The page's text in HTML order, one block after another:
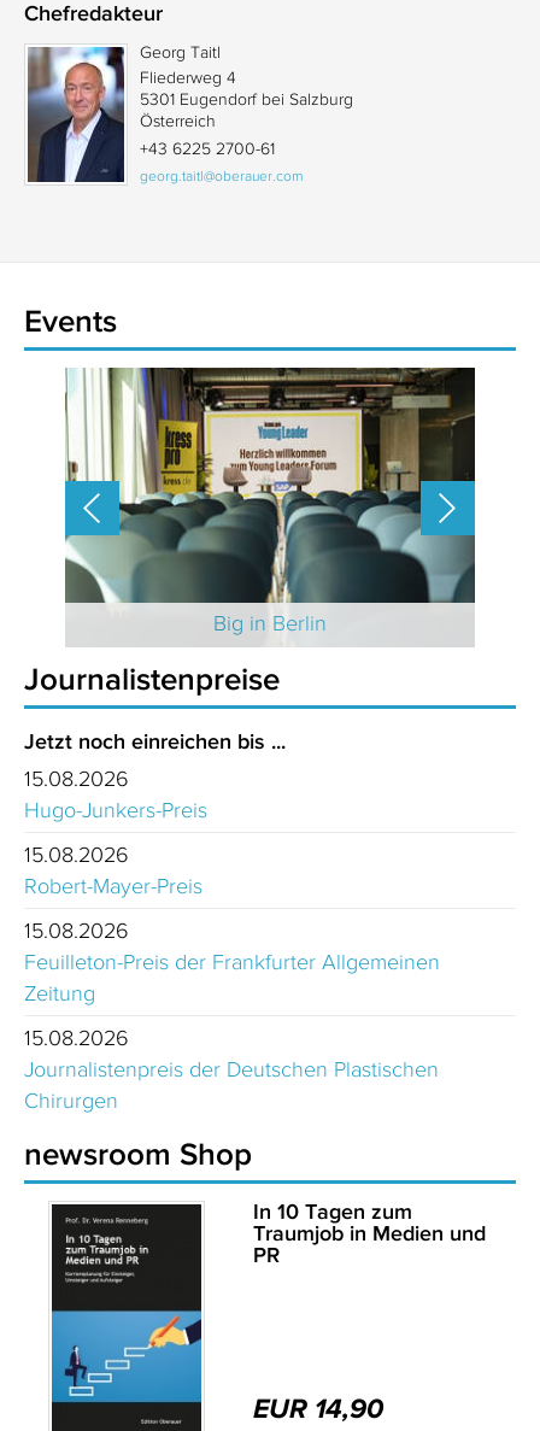
Chefredakteur
Georg Taitl
Fliederweg 4
5301 Eugendorf bei Salzburg
Österreich
+43 6225 2700-61
georg.taitl@oberauer.com
Events
Big in Berlin
Journalistenpreise
Jetzt noch einreichen bis ...
15.08.2026
Hugo-Junkers-Preis
15.08.2026
Robert-Mayer-Preis
15.08.2026
Feuilleton-Preis der Frankfurter Allgemeinen
Zeitung
15.08.2026
Journalistenpreis der Deutschen Plastischen
Chirurgen
newsroom Shop
In 10 Tagen zum
Traumjob in Medien und
PR
EUR 14,90